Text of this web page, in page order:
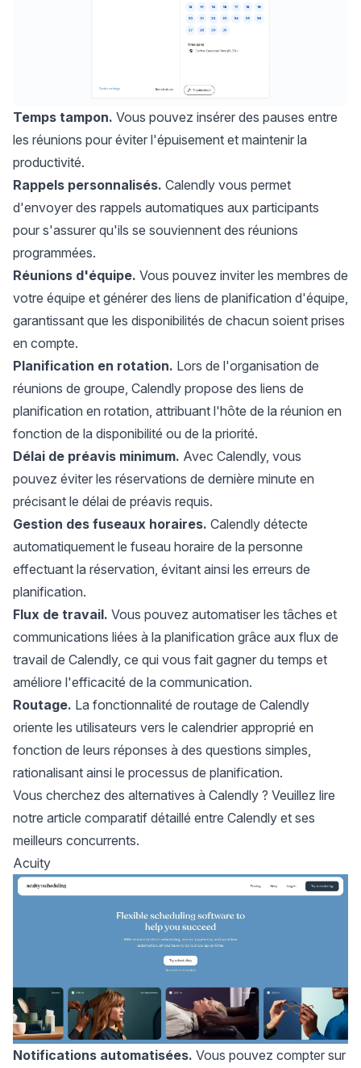
Temps tampon. Vous pouvez insérer des pauses entre
les réunions pour éviter l'épuisement et maintenir la
productivité.
Rappels personnalisés. Calendly vous permet
d'envoyer des rappels automatiques aux participants
pour s'assurer qu'ils se souviennent des réunions
programmées.
Réunions d'équipe. Vous pouvez inviter les membres de
votre équipe et générer des liens de planification d'équipe
garantissant que les disponibilités de chacun soient prises
en compte.
Planification en rotation. Lors de l'organisation de
réunions de groupe, Calendly propose des liens de
planification en rotation, attribuant l'hôte de la réunion en
fonction de la disponibilité ou de la priorité.
Délai de préavis minimum. Avec Calendly, vous
pouvez éviter les réservations de dernière minute en
précisant le délai de préavis requis.
Gestion des fuseaux horaires. Calendly détecte
automatiquement le fuseau horaire de la personne
effectuant la réservation, évitant ainsi les erreurs de
planification.
Flux de travail. Vous pouvez automatiser les tâches et
communications liées à la planification grâce aux flux de
travail de Calendly, ce qui vous fait gagner du temps et
améliore l'efficacité de la communication.
Routage. La fonctionnalité de routage de Calendly
oriente les utilisateurs vers le calendrier approprié en
fonction de leurs réponses à des questions simples,
rationalisant ainsi le processus de planification.
Vous cherchez des alternatives à Calendly ? Veuillez lire
notre article comparatif détaillé entre Calendly et ses
meilleurs concurrents.
Acuity
Notifications automatisées. Vous pouvez compter sur